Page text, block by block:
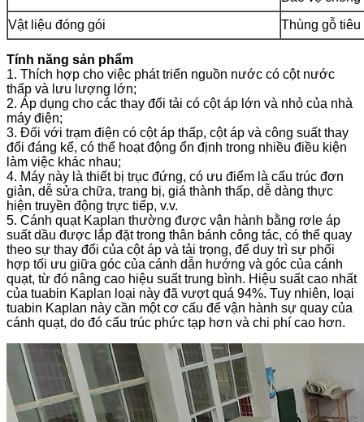
Vật liệu đóng gói
Thùng gỗ
Tính năng sản phẩm
1. Thích hợp cho việc phát triển nguồn nước có cột nước
thấp và lưu lượng lớn;
2. Áp dụng cho các thay đổi tải có cột áp lớn và nhỏ của nhà
máy điện;
3. Đối với trạm điện có cột áp thấp, cột áp và công suất thay
đổi đáng kể, có thể hoạt động ổn định trong nhiều điều kiện
làm việc khác nhau;
4. Máy này là thiết bị trục đứng, có ưu điểm là cấu trúc đơn
giản, dễ sửa chữa, trang bị, giá thành thấp, dễ dàng thực
hiện truyền động trực tiếp, v.v.
5. Cánh quạt Kaplan thường được vận hành bằng rơle áp
suất dầu được lắp đặt trong thân bánh công tác, có thể quay
theo sự thay đổi của cột áp và tải trọng, để duy trì sự phối
hợp tối ưu giữa góc của cánh dẫn hướng và góc của cánh
quạt, từ đó nâng cao hiệu suất trung bình. Hiệu suất cao nhất
của tuabin Kaplan loại này đã vượt quá 94%. Tuy nhiên, loại
tuabin Kaplan này cần một cơ cấu để vận hành sự quay của
cánh quạt, do đó cấu trúc phức tạp hơn và chi phí cao hơn.